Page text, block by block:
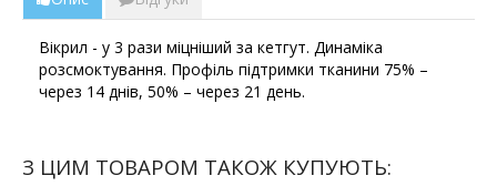
Вікрил - у 3 рази міцніший за кетгут. Динаміка
розсмоктування. Профіль підтримки тканини 75% –
через 14 днів, 50% – через 21 день.
З ЦИМ ТОВАРОМ ТАКОЖ КУПУЮТЬ: